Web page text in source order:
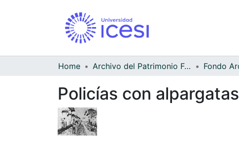
Home Archivo del Patrimonio Fotográfico y Fílmico del Valle del Cauca
Policías con alpargatas